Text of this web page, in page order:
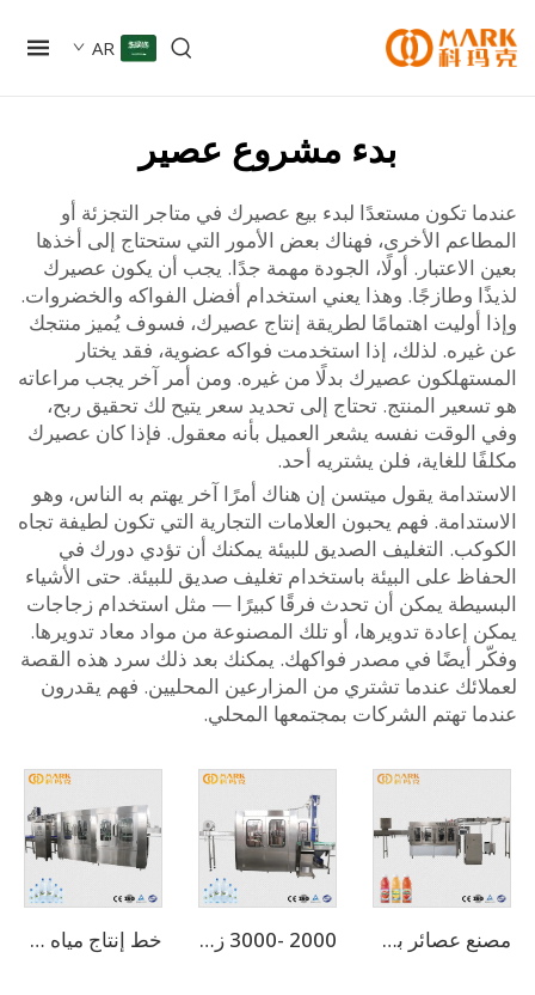
AR
بدء مشروع عصير
تكون مستعدًا لبدء بيع عصيرك في متاجر التجزئة أو
الأخرى، فهناك بعض الأمور التي ستحتاج إلى أخذها
الاعتبار. أولًا، الجودة مهمة جدًا. يجب أن يكون عصيرك
وطازجًا. وهذا يعني استخدام أفضل الفواكه والخضروات.
أوليت اهتمامًا لطريقة إنتاج عصيرك، فسوف يُميز منتجك
لذلك، إذا استخدمت فواكه عضوية، فقد يختار
عصيرك بدلًا من غيره. ومن أمر آخر يجب مراعاته
المنتج. تحتاج إلى تحديد سعر يتيح لك تحقيق ربح،
نفسه يشعر العميل بأنه معقول. فإذا كان عصيرك
للغاية، فلن يشتريه أحد.
يقول ميتسن إن هناك أمرًا آخر يهتم به الناس، وهو
فهم يحبون العلامات التجارية التي تكون لطيفة تجاه
التغليف الصديق للبيئة يمكنك أن تؤدي دورك في
على البيئة باستخدام تغليف صديق للبيئة. حتى الأشياء
يمكن أن تحدث فرقًا كبيرًا — مثل استخدام زجاجات
إعادة تدويرها، أو تلك المصنوعة من مواد معاد تدويرها.
أيضًا في مصدر فواكهك. يمكنك بعد ذلك سرد هذه القصة
عندما تشتري من المزارعين المحليين. فهم يقدرون
تهتم الشركات بمجتمعها المحلي.
مصنع عصائر بسعة 10,000 زجاجة في الساعة للزجاجات سعة 500 مل، آلة مصنع العصير 2000 -3000 زجاجة في الساعة لمحطة مياه معدنية صغيرة الحجم سعة 500 مل (CGF8-8-3) خط إنتاج مياه معدنية أوتوماتيكي 3 في 1 بسعة 15000 زجاجة بالساعة لزجاجات 500 مل (CGF32-32-8)